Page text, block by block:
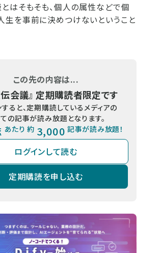
とはそもそも、個人の属性などで個
生を事前に決めつけないということ
この先の内容は...
会議』 定期購読者限定です
すると、定期購読しているメディアの
の記事が読み放題となります。
あたり 約 3,000 記事が読み放題！
ログインして読む
定期購読を申し込む